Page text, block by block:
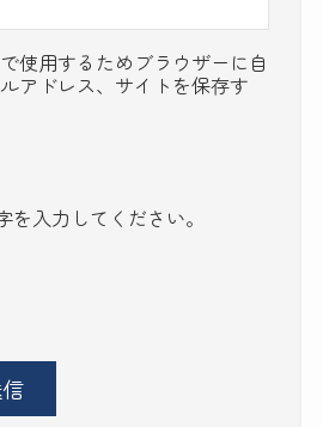
使用するためブラウザーに自
アドレス、サイトを保存す
入力してください。